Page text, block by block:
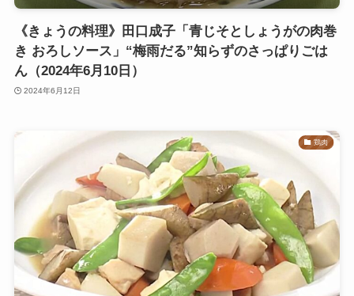
《きょうの料理》田口成子「青じそとしょうがの肉巻
き おろしソース」“梅雨だる”知らずのさっぱりごは
ん（2024年6月10日）
2024年6月12日
鶏肉